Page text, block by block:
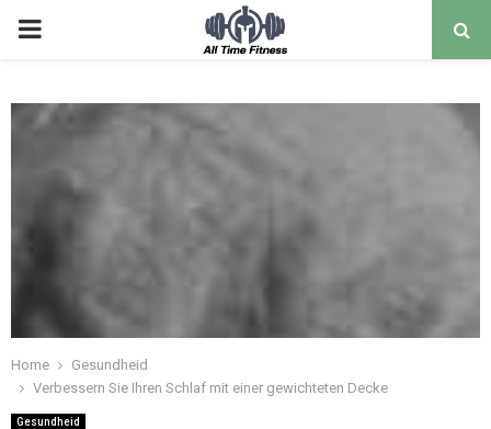
Home
Gesundheid
Verbessern Sie Ihren Schlaf mit einer gewichteten Decke
Gesundheid